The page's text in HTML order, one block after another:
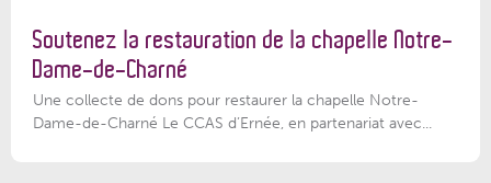
Soutenez la restauration de la chapelle Notre-
Dame-de-Charné
Une collecte de dons pour restaurer la chapelle Notre-
Dame-de-Charné Le CCAS d’Ernée, en partenariat avec...